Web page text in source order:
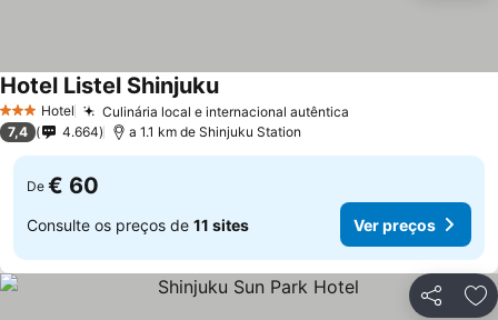
3 EstrelasHotel Culinária local e internacional autêntica
Hotel Listel ShinjukuVer preços
7,4 4.664 a 1.1 km de Shinjuku Station
De € 60
Consulte os preços de 11 sites Ver preços
Partilhar